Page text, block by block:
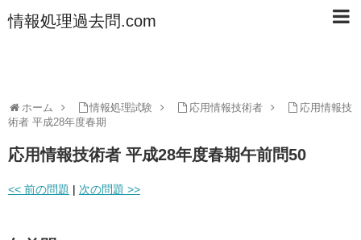
情報処理過去問.com
ホーム 情報処理試験 応用情報技術者
応用情報技
術者 平成28年度春期
応用情報技術者 平成28年度春期午前問50
<< 前の問題 | 次の問題 >>